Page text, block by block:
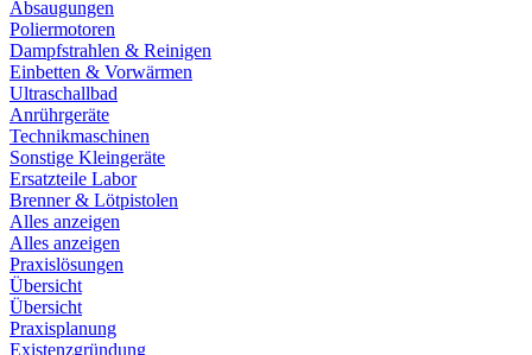
Absaugungen
Poliermotoren
Dampfstrahlen & Reinigen
Einbetten & Vorwärmen
Ultraschallbad
Anrührgeräte
Technikmaschinen
Sonstige Kleingeräte
Ersatzteile Labor
Brenner & Lötpistolen
Alles anzeigen
Alles anzeigen
Praxislösungen
Übersicht
Übersicht
Praxisplanung
Existenzgründung